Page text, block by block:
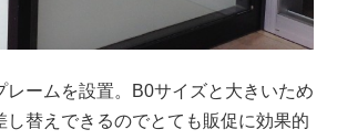
ームを設置。B0サイズと大きいため
替えできるのでとても販促に効果的